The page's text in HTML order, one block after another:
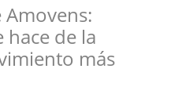
de la
más